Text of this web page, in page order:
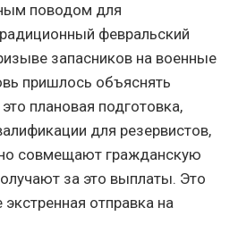
поводом для
февральский
запасников на военные
пришлось объяснять
плановая подготовка,
для резервистов,
совмещают гражданскую
за это выплаты. Это
отправка на